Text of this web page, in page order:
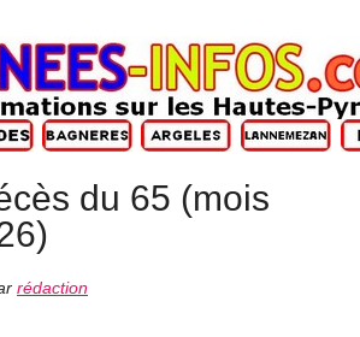
du 65 (mois
rédaction